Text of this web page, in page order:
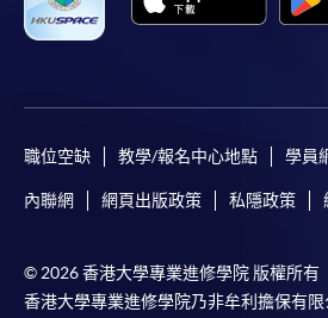
職位空缺 教學/報名中心地點 學員
內聯網 網頁出版政策 私隱政策
© 2026 香港大學專業進修學院 版權所有
香港大學專業進修學院乃非牟利擔保有限